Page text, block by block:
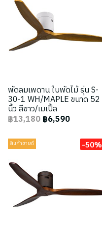
พัดลมเพดาน ใบพัดไม้ รุ่น S-
30-1 WH/MAPLE ขนาด 52
นิ้ว สีขาว/เมเปิ้ล
฿13,180฿6,590
สินค้าขายดี -50%